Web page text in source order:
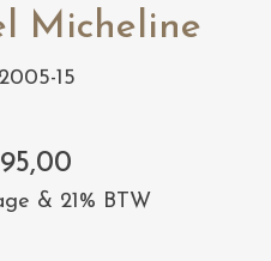
Micheline
15
& 21% BTW